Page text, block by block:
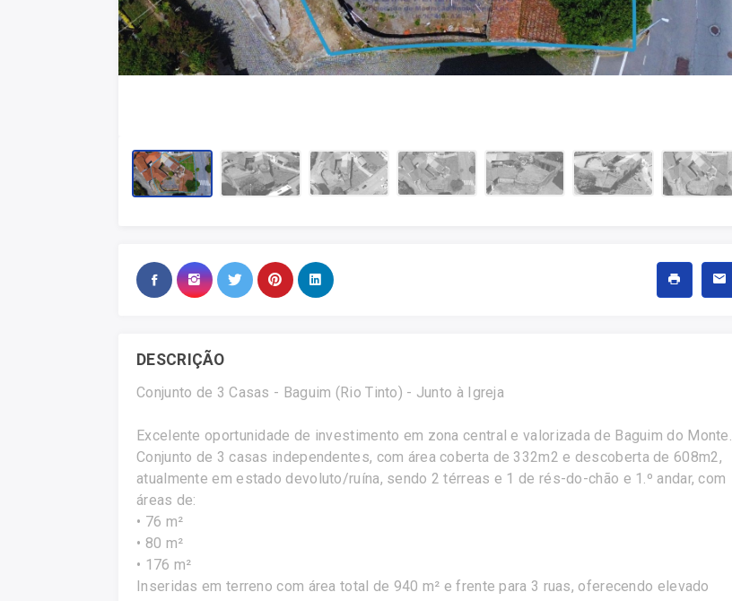
DESCRIÇÃO
Conjunto de 3 Casas - Baguim (Rio Tinto) - Junto à Igreja
Excelente oportunidade de investimento em zona central e valorizada de Baguim do Monte.
Conjunto de 3 casas independentes, com área coberta de 332m2 e descoberta de 608m2,
atualmente em estado devoluto/ruína, sendo 2 térreas e 1 de rés-do-chão e 1.º andar, com
áreas de:
• 76 m²
• 80 m²
• 176 m²
Inseridas em terreno com área total de 940 m² e frente para 3 ruas, oferecendo elevado